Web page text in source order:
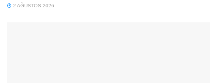
2 AĞUSTOS 2026